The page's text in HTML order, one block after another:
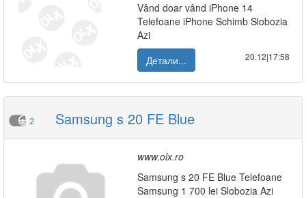
Vând doar vând iPhone 14
Telefoane iPhone Schimb Slobozia
Azi
Детали...
20.12|17:58
2 Samsung s 20 FE Blue
www.olx.ro
Samsung s 20 FE Blue Telefoane
Samsung 1 700 lei Slobozia Azi